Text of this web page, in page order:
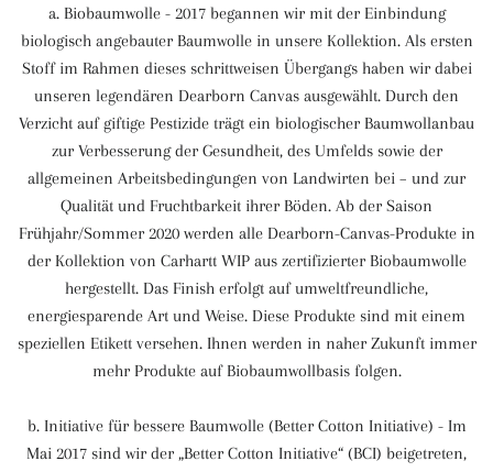
a. Biobaumwolle- 2017 begannen wir mit der Einbindung
biologisch angebauter Baumwolle in unsere Kollektion. Als ersten
Stoff im Rahmen dieses schrittweisen Übergangs haben wir dabei
unseren legendären Dearborn Canvas ausgewählt. Durch den
Verzicht auf giftige Pestizide trägt ein biologischer Baumwollanbau
zur Verbesserung der Gesundheit, des Umfelds sowie der
allgemeinen Arbeitsbedingungen von Landwirten bei – und zur
Qualität und Fruchtbarkeit ihrer Böden. Ab der Saison
Frühjahr/Sommer 2020 werden alle Dearborn-Canvas-Produkte in
der Kollektion von Carhartt WIP aus zertifizierter Biobaumwolle
hergestellt. Das Finish erfolgt auf umweltfreundliche,
energiesparende Art und Weise. Diese Produkte sind mit einem
speziellen Etikett versehen. Ihnen werden in naher Zukunft immer
mehr Produkte auf Biobaumwollbasis folgen.
b. Initiative für bessere Baumwolle (Better Cotton Initiative) - Im
Mai 2017 sind wir der „Better Cotton Initiative“ (BCI) beigetreten,